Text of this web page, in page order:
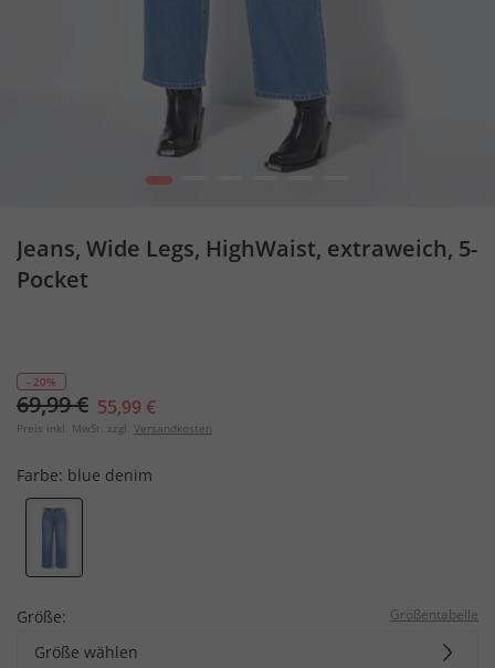
1
Jeans, Wide Legs, HighWaist, extraweich, 5-
Pocket
- 20%
69,99 € 55,99 €
Preis inkl. MwSt. zzgl. Versandkosten
Farbe: blue denim
Größe: Größentabelle
Größe wählen